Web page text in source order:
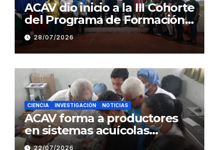
ACAV dio inicio a la III Cohorte
del Programa de Formación
en Producción y Manejo de
Sistemas Sustentables de
Café
28/07/2026
CIENCIA INVESTIGACIÓN NOTICIAS
ACAV forma a productores
en sistemas acuícolas
sustentables en Barinas
22/07/2026